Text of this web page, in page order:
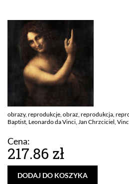
obrazy, reprodukcje, obraz, reprodukcja,
Baptist, Leonardo da Vinci, Jan Chrzciciel,
Cena:
217.86 zł
DODAJ DO KOSZYKA